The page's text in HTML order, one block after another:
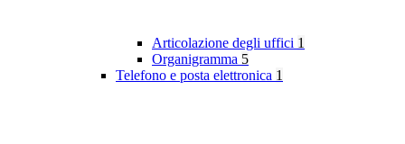
Articolazione degli uffici 1
Organigramma 5
Telefono e posta elettronica 1